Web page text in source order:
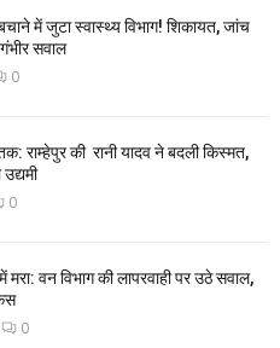
में जुटा स्वास्थ्य विभाग! शिकायत, जांच
सवाल
0
राम्हेपुर की रानी यादव ने बदली किस्मत,
0
में मरा: वन विभाग की लापरवाही पर उठे सवाल,
0